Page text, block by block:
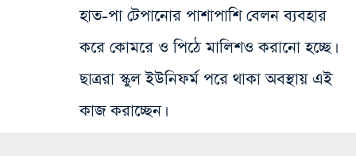
হাত-পা টেপানোর পাশাপাশি বেলন ব্যবহার
করে কোমরে ও পিঠে মালিশও করানো হচ্ছে।
ছাত্ররা স্কুল ইউনিফর্ম পরে থাকা অবস্থায় এই
কাজ করাচ্ছেন।